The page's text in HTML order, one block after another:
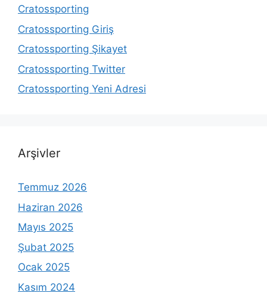
Cratossporting
Cratossporting Giriş
Cratossporting Şikayet
Cratossporting Twitter
Cratossporting Yeni Adresi
Arşivler
Temmuz 2026
Haziran 2026
Mayıs 2025
Şubat 2025
Ocak 2025
Kasım 2024